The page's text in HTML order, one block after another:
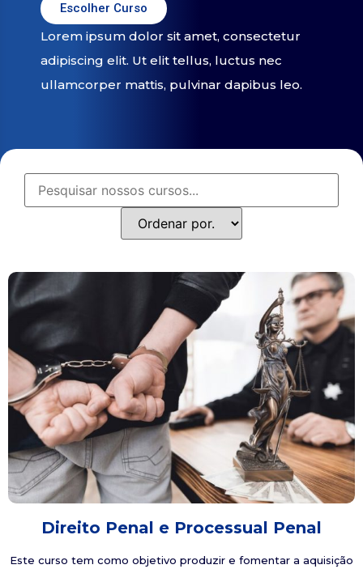
Escolher Curso
Lorem ipsum dolor sit amet, consectetur
adipiscing elit. Ut elit tellus, luctus nec
ullamcorper mattis, pulvinar dapibus leo.
Direito Penal e Processual Penal
Este curso tem como objetivo produzir e fomentar a aquisição